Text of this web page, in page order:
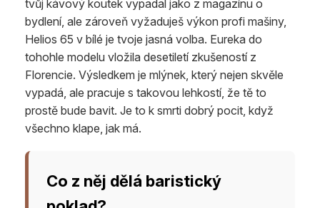
tvůj kávový koutek vypadal jako z magazínu o
bydlení, ale zároveň vyžaduješ výkon profi mašiny,
Helios 65 v bílé je tvoje jasná volba. Eureka do
tohohle modelu vložila desetiletí zkušeností z
Florencie. Výsledkem je mlýnek, který nejen skvěle
vypadá, ale pracuje s takovou lehkostí, že tě to
prostě bude bavit. Je to k smrti dobrý pocit, když
všechno klape, jak má.
Co z něj dělá baristický